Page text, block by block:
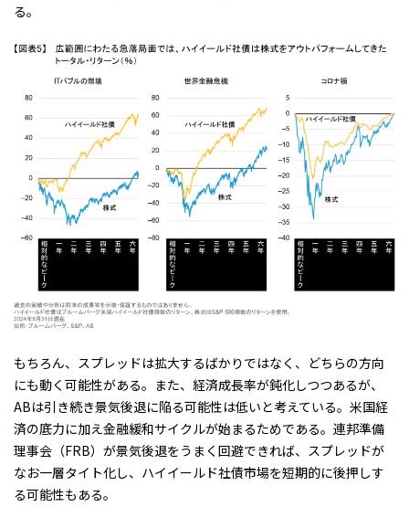
る。
もちろん、スプレッドは拡大するばかりではなく、どちらの方向
にも動く可能性がある。また、経済成長率が鈍化しつつあるが、
ABは引き続き景気後退に陥る可能性は低いと考えている。米国経
済の底力に加え金融緩和サイクルが始まるためである。連邦準備
理事会（FRB）が景気後退をうまく回避できれば、スプレッドが
なお一層タイト化し、ハイイールド社債市場を短期的に後押しす
る可能性もある。